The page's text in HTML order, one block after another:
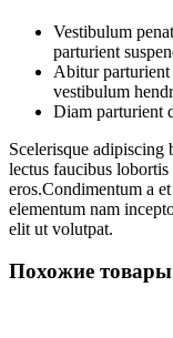
Vestibulum
parturient
Abitur parturient
vestibulum
Diam parturient
Scelerisque adipiscing
lectus faucibus
eros.Condimentum a
elementum nam
elit ut volutpat.
Похожие товары